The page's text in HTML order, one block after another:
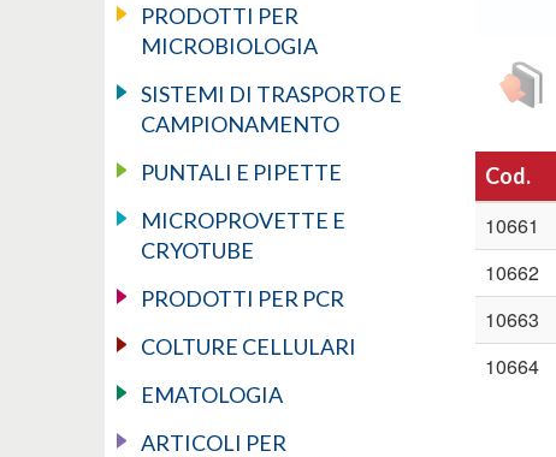
PRODOTTI PER
MICROBIOLOGIA
SISTEMI DI TRASPORTO E
CAMPIONAMENTO
PUNTALI E PIPETTE
MICROPROVETTE E
CRYOTUBE
PRODOTTI PER PCR
COLTURE CELLULARI
EMATOLOGIA
ARTICOLI PER
Cod.
10661
10662
10663
10664